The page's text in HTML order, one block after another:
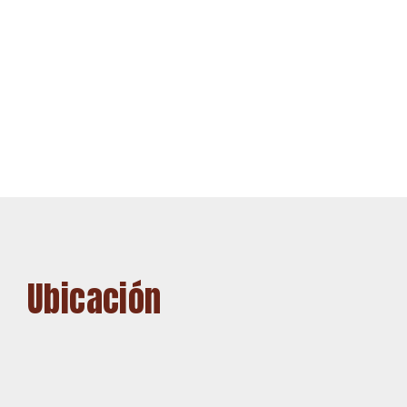
Ubicación